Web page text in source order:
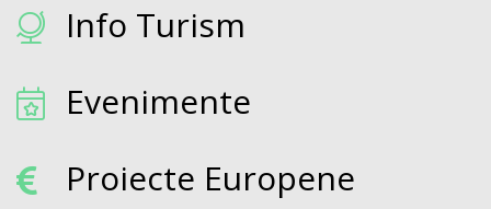
Info Turism
Evenimente
Proiecte Europene